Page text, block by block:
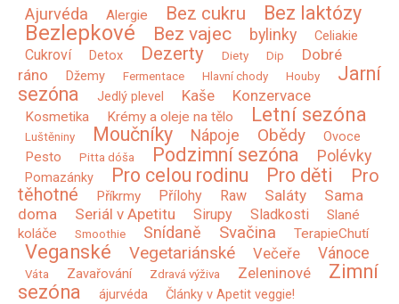
Ajurvéda Alergie Bez cukru Bez laktózy
Bezlepkové Bez vajec bylinky Celiakie
Cukroví Detox Dezerty Diety Dip
Dobré
ráno
Džemy Fermentace Hlavní chody Houby
Jarní
sezóna
Jedlý plevel Kaše Konzervace
Kosmetika Krémy a oleje na tělo Letní sezóna
Luštěniny Moučníky Nápoje Obědy
Ovoce
Pesto
Pitta dóša Podzimní sezóna Polévky
Pomazánky Pro celou rodinu Pro děti
Pro
těhotné
Příkrmy Přílohy Raw Saláty
Sama
doma
Seriál v Apetitu Sirupy Sladkosti
Slané
koláče
Smoothie Snídaně Svačina TerapieChutí
Veganské Vegetariánské Večeře Vánoce
Váta Zavařování Zdravá výživa Zeleninové
Zimní
sezóna
ájurvéda Články v Apetit veggie!